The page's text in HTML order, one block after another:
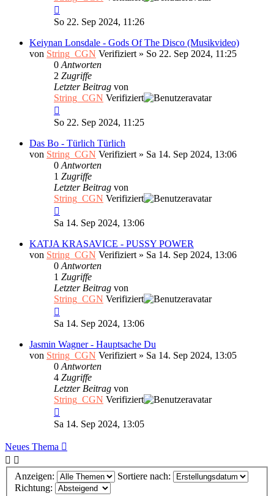
So 22. Sep 2024, 11:26
Keiynan Lonsdale - Gods Of The Disco (Musikvideo)
von String_CGN Verifiziert » So 22. Sep 2024, 11:25
0 Antworten
2 Zugriffe
Letzter Beitrag von
String_CGN Verifiziert
So 22. Sep 2024, 11:25
Das Bo - Türlich Türlich
von String_CGN Verifiziert » Sa 14. Sep 2024, 13:06
0 Antworten
1 Zugriffe
Letzter Beitrag von
String_CGN Verifiziert
Sa 14. Sep 2024, 13:06
KATJA KRASAVICE - PUSSY POWER
von String_CGN Verifiziert » Sa 14. Sep 2024, 13:06
0 Antworten
1 Zugriffe
Letzter Beitrag von
String_CGN Verifiziert
Sa 14. Sep 2024, 13:06
Jasmin Wagner - Hauptsache Du
von String_CGN Verifiziert » Sa 14. Sep 2024, 13:05
0 Antworten
4 Zugriffe
Letzter Beitrag von
String_CGN Verifiziert
Sa 14. Sep 2024, 13:05
Neues Thema
Anzeigen:
Sortiere nach:
Richtung: